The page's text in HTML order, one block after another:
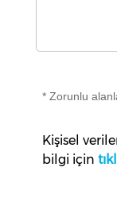
* Zorunlu
Kişisel
bilgi için